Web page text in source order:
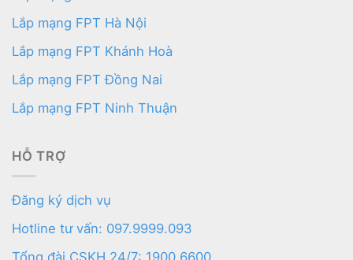
Lắp mạng FPT Hà Nội
Lắp mạng FPT Khánh Hoà
Lắp mạng FPT Đồng Nai
Lắp mạng FPT Ninh Thuận
HỖ TRỢ
Đăng ký dịch vụ
Hotline tư vấn: 097.9999.093